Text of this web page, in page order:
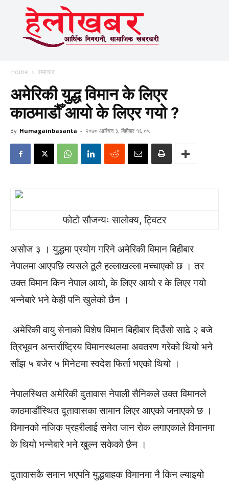
Home समाचार
अमेरिकी युद्ध विमान के लिएर
काठमाडौँ आयो के लिएर गयो ?
By Humagainbasanta - २०७० आश्विन ३, बिहीबार १६:०५
फोटो सौजन्यः सालोक्य, ट्विटर
असोज ३ । युद्धमा प्रयोग गरिने अमेरिकी विमान बिहीबार
नेपालमा आएपछि त्यसले ठूलै हल्लाखल्ला मच्चाएको छ । तर
उक्त विमान किन नेपाल आयो, के लिएर आयो र के लिएर गयो
भन्नेबारे भने केही पनि खुलेको छैन ।
अमेरिकी वायु सेनाको विशेष विमान बिहीबार दिउँसो साढे २ बजे
त्रिभूवन अन्तर्राष्ट्रिय विमानस्थलमा अवतरण गरेको थियो भने
साँझ ५ बजेर ५ मिनेटमा स्वदेश फिर्ता भएको थियो ।
नेपालस्थित अमेरिकी दुतावास नेपाली सैनिकले उक्त विमानले
काठमाडौंस्थित दूतावासका सामान लिएर आएको जनाएको छ ।
विमानको नजिक प्रहरीलाई समेत जान रोक लगाएकाले विमानमा
के थियो भन्नेबारे भने खुल्न सकेको छैन ।
दुतावासकै समान भएपनि युद्धबाहक विमानमा नै किन ल्याइयो